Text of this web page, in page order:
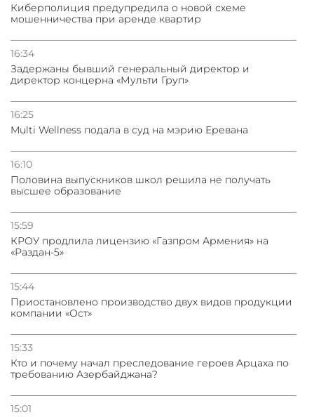
Киберполиция предупредила о новой схеме
мошенничества при аренде квартир
16:34
Задержаны бывший генеральный директор и
директор концерна «Мульти Груп»
16:25
Multi Wellness подала в суд на мэрию Еревана
16:10
Половина выпускников школ решила не получать
высшее образование
15:59
КРОУ продлила лицензию «Газпром Армения» на
«Раздан-5»
15:44
Приостановлено производство двух видов продукции
компании «Ост»
15:33
Кто и почему начал преследование героев Арцаха по
требованию Азербайджана?
15:01